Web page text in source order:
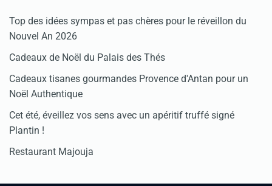
Top des idées sympas et pas chères pour le réveillon du
Nouvel An 2026
Cadeaux de Noël du Palais des Thés
Cadeaux tisanes gourmandes Provence d'Antan pour un
Noël Authentique
Cet été, éveillez vos sens avec un apéritif truffé signé
Plantin !
Restaurant Majouja